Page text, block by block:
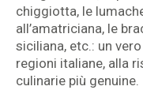
chiggiotta, le
all’amatriciana, le
siciliana, etc.: un
regioni italiane, alla
culinarie più genuine.